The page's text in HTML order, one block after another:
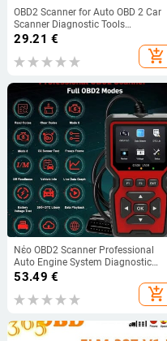
OBD2 Scanner for Auto OBD 2 Car
Scanner Diagnostic Tools
Automotive Scanner Tools Russian
Language PK Elm327 Intelligent
Tools
29.21 €
add_shopping_cart
Νέο OBD2 Scanner Professional
Auto Engine System Diagnostic
Lifetime Free Discovery Code DTC
53.49 €
add_shopping_cart